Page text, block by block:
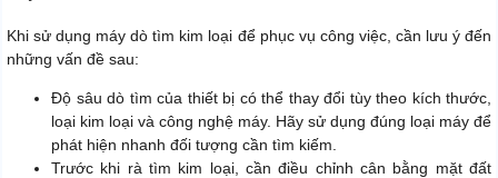
Khi sử dụng máy dò tìm kim loại để phục vụ công việc, cần lưu ý đến
những vấn đề sau:
Độ sâu dò tìm của thiết bị có thể thay đổi tùy theo kích thước,
loại kim loại và công nghệ máy. Hãy sử dụng đúng loại máy để
phát hiện nhanh đối tượng cần tìm kiếm.
Trước khi rà tìm kim loại, cần điều chỉnh cân bằng mặt đất